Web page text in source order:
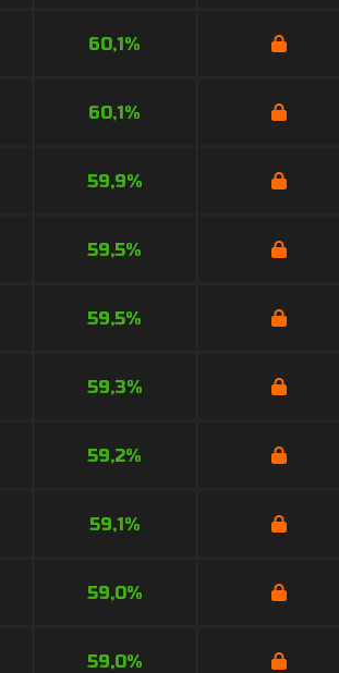
60,1%
60,1%
59,9%
59,5%
59,5%
59,3%
59,2%
59,1%
59,0%
59,0%